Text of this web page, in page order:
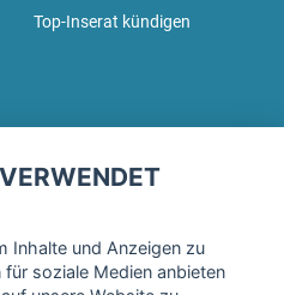
Top-Inserat kündigen
ein und erhalte regelmäßig
Inhalte und Anzeigen zu
soziale Medien anbieten